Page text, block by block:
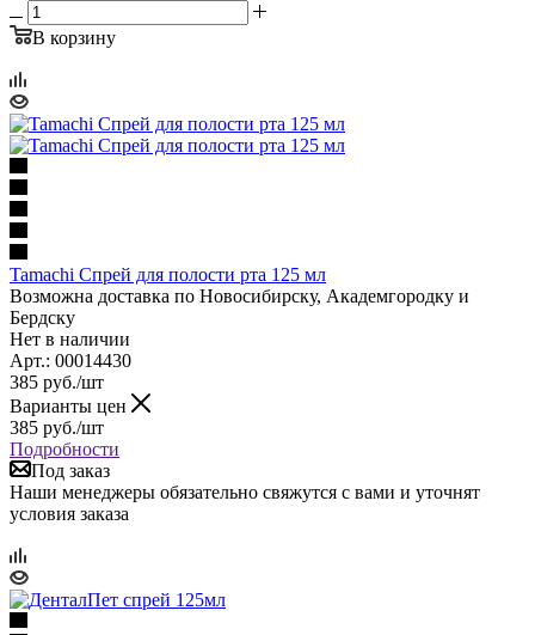
В корзину
Tamachi Спрей для полости рта 125 мл
Возможна доставка по Новосибирску, Академгородку и
Бердску
Нет в наличии
Арт.: 00014430
385 руб./шт
Варианты цен
385 руб./шт
Подробности
Под заказ
Наши менеджеры обязательно свяжутся с вами и уточнят
условия заказа